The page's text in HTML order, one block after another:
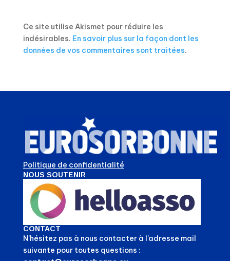
Ce site utilise Akismet pour réduire les
indésirables. En savoir plus sur la façon dont les
données de vos commentaires sont traitées.
Politique de confidentialité
NOUS SOUTENIR
CONTACT
N’hésitez pas à nous contacter à l’adresse mail
suivante pour toutes questions :